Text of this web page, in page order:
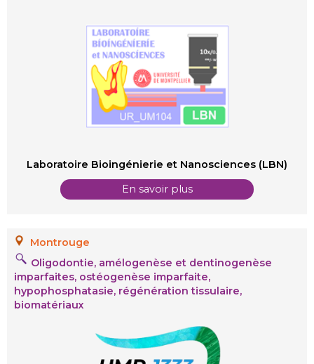
Laboratoire Bioingénierie et Nanosciences (LBN)
En savoir plus
Montrouge
Oligodontie, amélogenèse et dentinogenèse
imparfaites, ostéogenèse imparfaite,
hypophosphatasie, régénération tissulaire,
biomatériaux